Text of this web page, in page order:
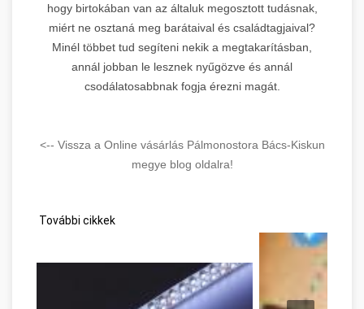
hogy birtokában van az általuk megosztott tudásnak,
miért ne osztaná meg barátaival és családtagjaival?
Minél többet tud segíteni nekik a megtakarításban,
annál jobban le lesznek nyűgözve és annál
csodálatosabbnak fogja érezni magát.
<-- Vissza a Online vásárlás Pálmonostora Bács-Kiskun
megye blog oldalra!
További cikkek